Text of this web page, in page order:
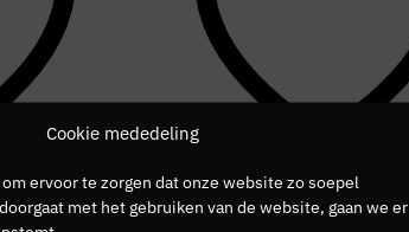
Cookie mededeling
ervoor te zorgen dat onze website zo soepel
met het gebruiken van de website, gaan we er